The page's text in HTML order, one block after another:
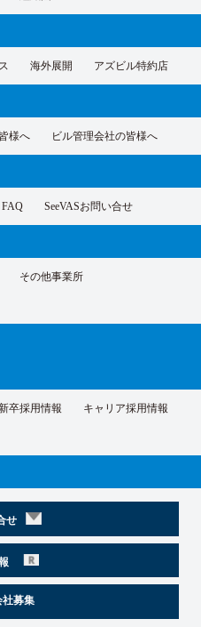
海外展開 アズビル特約店
様へ ビル管理会社の皆様へ
FAQ SeeVASお問い合せ
その他事業所
卒採用情報 キャリア採用情報
せ
社募集